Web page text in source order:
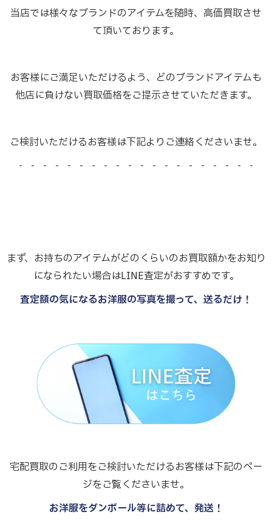
当店では様々なブランドのアイテムを随時、高価買取させ
て頂いております。
お客様にご満足いただけるよう、どのブランドアイテムも
他店に負けない買取価格をご提示させていただきます。
ご検討いただけるお客様は下記よりご連絡くださいませ。
- - - - - - - - - - - - - - - - - - - -
まず、お持ちのアイテムがどのくらいのお買取額かをお知り
になられたい場合はLINE査定がおすすめです。
査定額の気になるお洋服の写真を撮って、送るだけ！
宅配買取のご利用をご検討いただけるお客様は下記のペー
ジをご覧くださいませ。
お洋服をダンボール等に詰めて、発送！